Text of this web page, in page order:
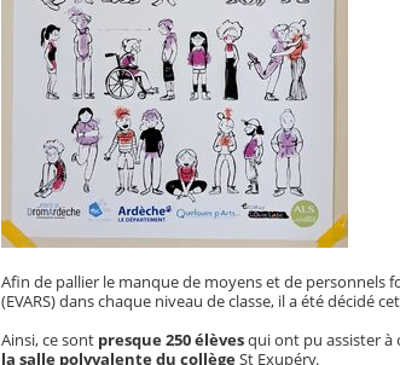
Afin de pallier le manque de moyens et de personnels
(EVARS) dans chaque niveau de classe, il a été décidé
Ainsi, ce sont presque 250 élèvesqui ont pu assister à
la salle polyvalente du collègeSt Exupéry.